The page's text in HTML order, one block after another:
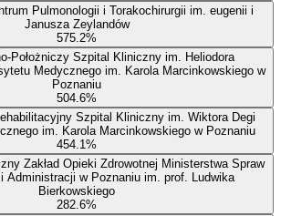
Pulmonologii i Torakochirurgii im. eugenii i
Janusza Zeylandów
575.2%
Położniczy Szpital Kliniczny im. Heliodora
Medycznego im. Karola Marcinkowskiego w
Poznaniu
504.6%
Szpital Kliniczny im. Wiktora Degi
im. Karola Marcinkowskiego w Poznaniu
454.1%
Zakład Opieki Zdrowotnej Ministerstwa Spraw
Administracji w Poznaniu im. prof. Ludwika
Bierkowskiego
282.6%